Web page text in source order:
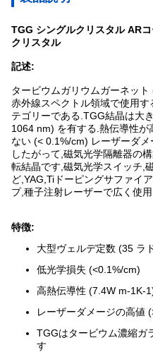
TGG シングルクリスタル AR
クリスタル
記述:
タービウムガリウムガーネッ
赤外線スペクトル領域で使用
テゴリーである.TGG結晶は大
1064 nm) を有する.熱伝導性
ない (< 0.1%/cm) レーザーダ
したがって,磁気光学隔離器の
転結晶です,磁気光学スイッチ,
ど,YAG,Tiドーピングサファイ
プ,種子注射レーザーで広く使
特徴:
大型ヴェルデ定数 (35 ラ
低光学損失 (<0.1%/cm)
高熱伝導性 (7.4W m-1K-
レーザーダメージの高値
TGGはタービウム濃縮ガ
す